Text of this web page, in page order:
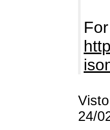
24/